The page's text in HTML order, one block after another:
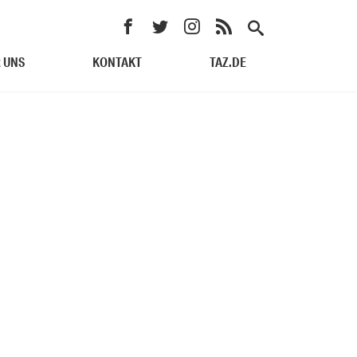
UNS KONTAKT TAZ.DE